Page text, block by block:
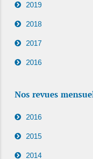
2019
2018
2017
2016
Nos revues
2016
2015
2014